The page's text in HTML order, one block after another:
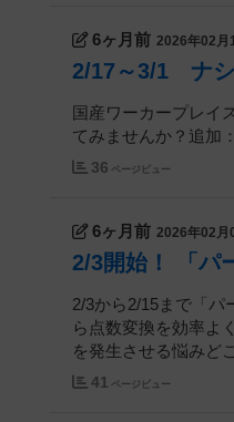
6ヶ月前 2026年02月
2/17～3/1 ナシ
国産ワーカープレイ
てみませんか？追加
36 ページビュー
6ヶ月前 2026年02月
2/3開始！ 「パ
2/3から2/15まで「
ら点数変換を効率よ
を発生させる悩みど
41 ページビュー